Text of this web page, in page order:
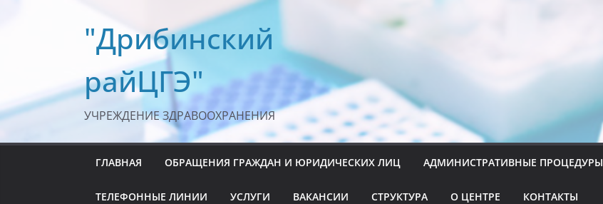
"Дрибинский
райЦГЭ"
УЧРЕЖДЕНИЕ ЗДРАВООХРАНЕНИЯ
ГЛАВНАЯ ОБРАЩЕНИЯ ГРАЖДАН И ЮРИДИЧЕСКИХ ЛИЦ АДМИНИСТРАТИВНЫЕ ПРОЦЕДУРЫ
ТЕЛЕФОННЫЕ ЛИНИИ УСЛУГИ ВАКАНСИИ СТРУКТУРА О ЦЕНТРЕ КОНТАКТЫ